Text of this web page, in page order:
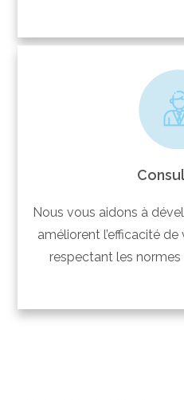
Nous vous aidons à
améliorent l’efficacité
respectant les